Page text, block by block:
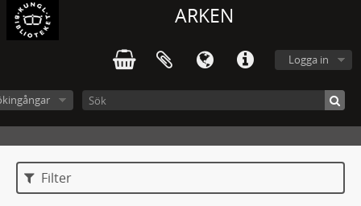
ARKEN
Logga in
Filter